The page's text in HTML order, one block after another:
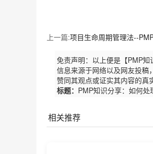
上一篇:项目生命周期管理法--
免责声明：以上便是【PMP
信息来源于网络以及网友投稿
赞同其观点或证实其内容的真
标题： PMP知识分享：如何处
相关推荐